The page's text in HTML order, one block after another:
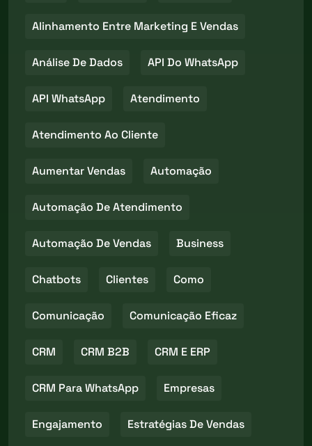
Alinhamento Entre Marketing E Vendas
Análise De Dados API Do WhatsApp
API WhatsApp Atendimento
Atendimento Ao Cliente
Aumentar Vendas Automação
Automação De Atendimento
Automação De Vendas Business
Chatbots Clientes Como
Comunicação Comunicação Eficaz
CRM CRM B2B CRM E ERP
CRM Para WhatsApp Empresas
Engajamento Estratégias De Vendas